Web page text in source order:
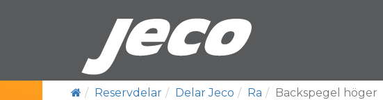
Reservdelar Delar Jeco Ra Backspegel höger